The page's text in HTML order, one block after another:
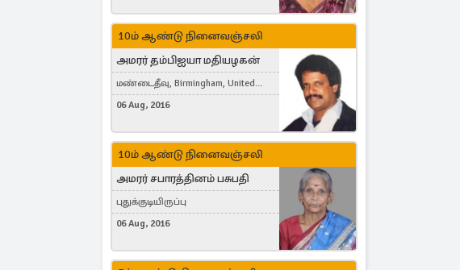
10ம் ஆண்டு நினைவஞ்சலி
அமரர் தம்பிஐயா மதியழகன்
மண்டைதீவு, Birmingham, United
Kingdom
06 Aug, 2016
10ம் ஆண்டு நினைவஞ்சலி
அமரர் சபாரத்தினம் பசுபதி
புதுக்குடியிருப்பு
06 Aug, 2016